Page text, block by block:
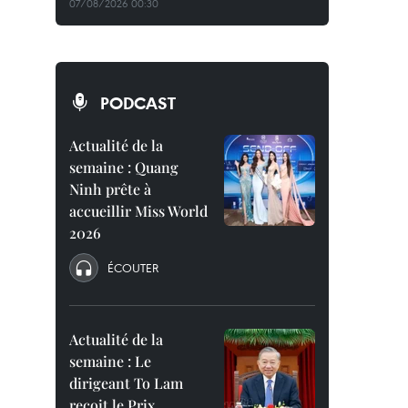
07/08/2026 00:30
PODCAST
Actualité de la
semaine : Quang
Ninh prête à
accueillir Miss World
2026
ÉCOUTER
Actualité de la
semaine : Le
dirigeant To Lam